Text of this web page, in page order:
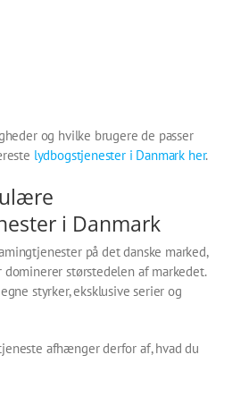
og hvilke brugere de passer
lydbogstjenester i Danmark her.
i Danmark
på det danske marked,
størstedelen af markedet.
styrker, eksklusive serier og
afhænger derfor af, hvad du